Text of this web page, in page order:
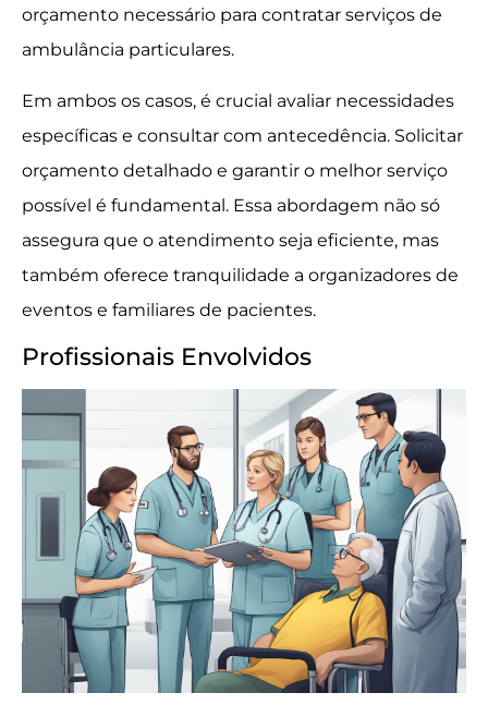
orçamento necessário para contratar serviços de
ambulância particulares.
Em ambos os casos, é crucial avaliar necessidades
específicas e consultar com antecedência. Solicitar
orçamento detalhado e garantir o melhor serviço
possível é fundamental. Essa abordagem não só
assegura que o atendimento seja eficiente, mas
também oferece tranquilidade a organizadores de
eventos e familiares de pacientes.
Profissionais Envolvidos